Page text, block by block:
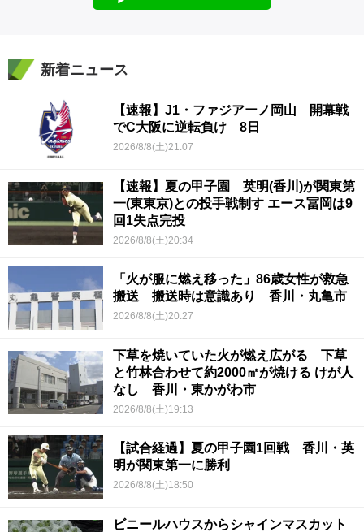
新着ニュース
【速報】J1・ファジアーノ岡山 開幕戦
でC大阪に逆転負け 8日
2026/8/8(土)21:07
【速報】夏の甲子園 英明(香川)が関東第
一(東東京)との投手戦制す エース冨岡は9
回1失点完投
2026/8/8(土)20:34
「火が服に燃え移った」86歳女性が救急
搬送 搬送時は意識あり 香川・丸亀市
2026/8/8(土)20:27
下草を焼いていた火が燃え広がる 下草
と竹林合わせて約2000㎡が焼ける けが人
なし 香川・東かがわ市
2026/8/8(土)19:13
【試合経過】夏の甲子園1回戦 香川・英
明が関東第一に勝利
2026/8/8(土)18:50
ビニールハウスからシャインマスカット